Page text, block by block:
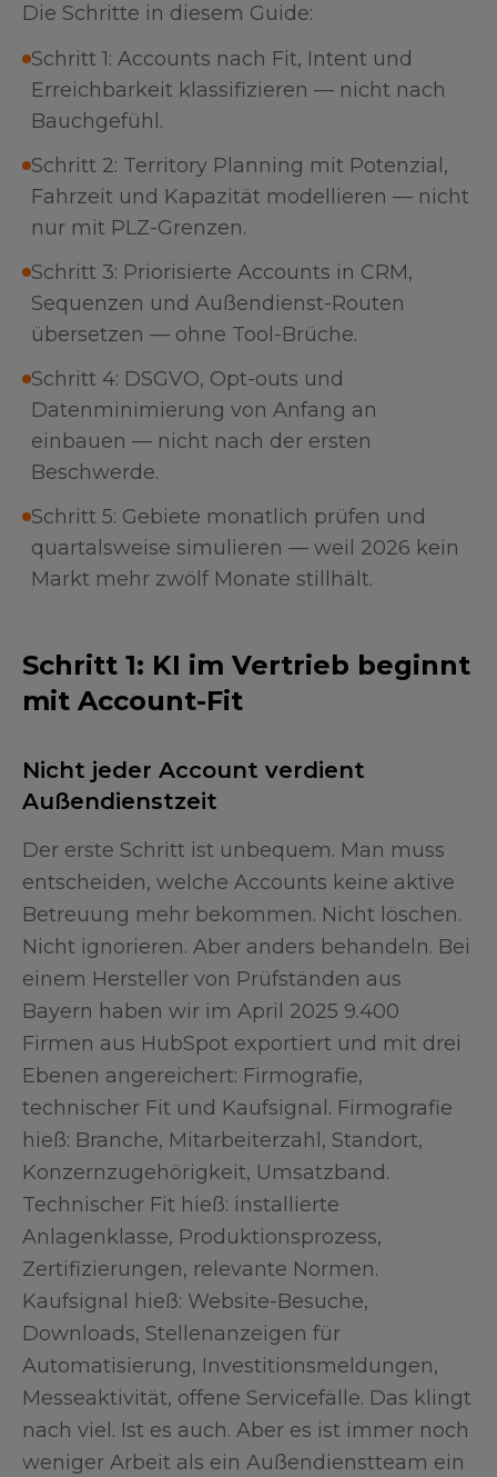
Die Schritte in diesem Guide:
Schritt 1: Accounts nach Fit, Intent und
Erreichbarkeit klassifizieren — nicht nach
Bauchgefühl.
Schritt 2: Territory Planning mit Potenzial,
Fahrzeit und Kapazität modellieren — nicht
nur mit PLZ-Grenzen.
Schritt 3: Priorisierte Accounts in CRM,
Sequenzen und Außendienst-Routen
übersetzen — ohne Tool-Brüche.
Schritt 4: DSGVO, Opt-outs und
Datenminimierung von Anfang an
einbauen — nicht nach der ersten
Beschwerde.
Schritt 5: Gebiete monatlich prüfen und
quartalsweise simulieren — weil 2026 kein
Markt mehr zwölf Monate stillhält.
Schritt 1: KI im Vertrieb beginnt
mit Account-Fit
Nicht jeder Account verdient
Außendienstzeit
Der erste Schritt ist unbequem. Man muss
entscheiden, welche Accounts keine aktive
Betreuung mehr bekommen. Nicht löschen.
Nicht ignorieren. Aber anders behandeln. Bei
einem Hersteller von Prüfständen aus
Bayern haben wir im April 2025 9.400
Firmen aus HubSpot exportiert und mit drei
Ebenen angereichert: Firmografie,
technischer Fit und Kaufsignal. Firmografie
hieß: Branche, Mitarbeiterzahl, Standort,
Konzernzugehörigkeit, Umsatzband.
Technischer Fit hieß: installierte
Anlagenklasse, Produktionsprozess,
Zertifizierungen, relevante Normen.
Kaufsignal hieß: Website-Besuche,
Downloads, Stellenanzeigen für
Automatisierung, Investitionsmeldungen,
Messeaktivität, offene Servicefälle. Das klingt
nach viel. Ist es auch. Aber es ist immer noch
weniger Arbeit als ein Außendienstteam ein